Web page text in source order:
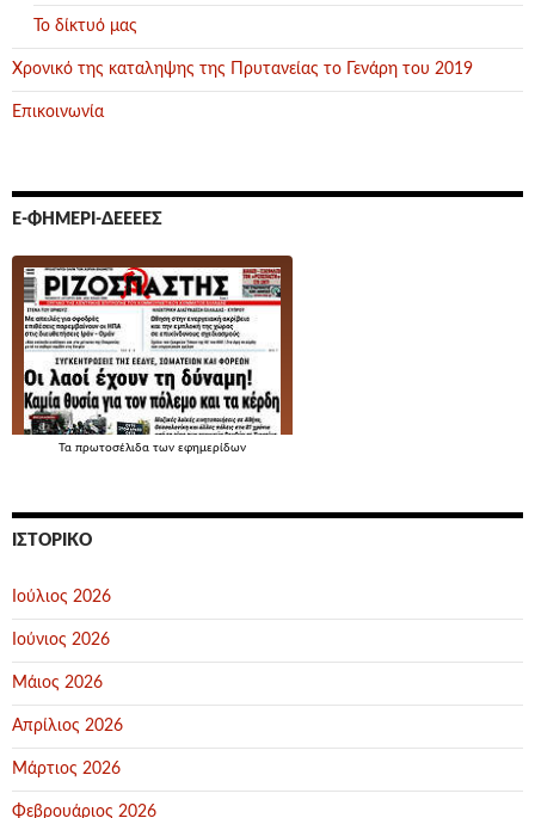
Το δίκτυό μας
Χρονικό της καταληψης της Πρυτανείας το Γενάρη του 2019
Επικοινωνία
Ε-ΦΗΜΕΡΊ-ΔΕΕΕΕΣ
Τα πρωτοσέλιδα των εφημερίδων
ΙΣΤΟΡΙΚΌ
Ιούλιος 2026
Ιούνιος 2026
Μάιος 2026
Απρίλιος 2026
Μάρτιος 2026
Φεβρουάριος 2026